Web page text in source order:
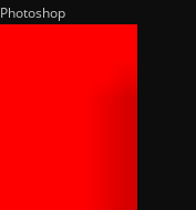
Photoshop